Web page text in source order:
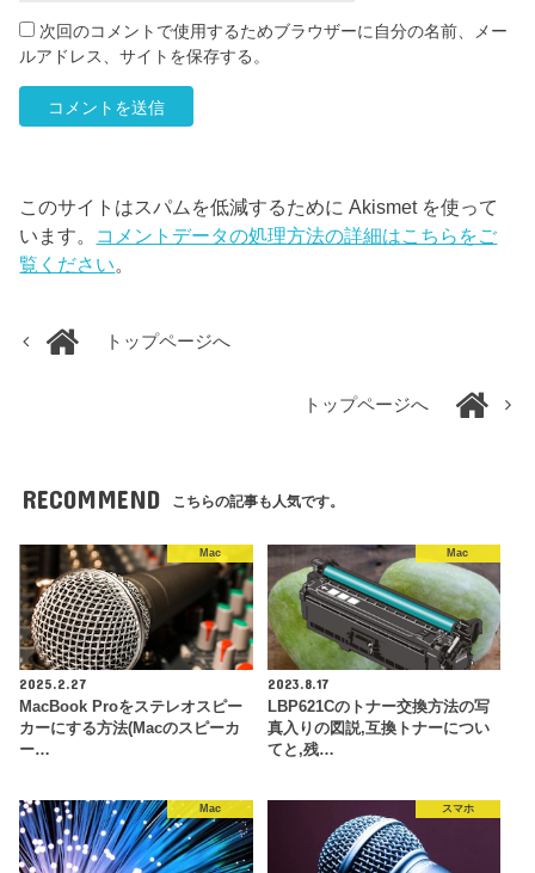
次回のコメントで使用するためブラウザーに自分の名前、メー
ルアドレス、サイトを保存する。
このサイトはスパムを低減するために Akismet を使って
います。 コメントデータの処理方法の詳細はこちらをご
覧ください。
トップページへ
トップページへ
RECOMMEND こちらの記事も人気です。
Mac
2025.2.27
MacBook Proをステレオスピー
カーにする方法(Macのスピーカ
ー…
Mac
2023.8.17
LBP621Cのトナー交換方法の写
真入りの図説,互換トナーについ
てと,残…
Mac スマホ